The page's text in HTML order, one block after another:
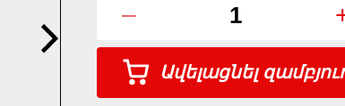
–
Ավելացնել